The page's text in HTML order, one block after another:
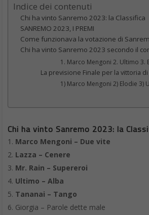
Indice dei contenuti
Chi ha vinto Sanremo 2023: la Classifica
SANREMO 2023, I PREMI
Come funzionava la votazione di
Chi ha vinto Sanremo 2023 secondo il
1. Marco Mengoni 2. Ultimo 3.
La previsione Finale per la vittoria
1) Marco Mengoni 2) Elodie 3)
Chi ha vinto Sanremo 2023: la
Marco Mengoni – Due vite
Lazza – Cenere
Mr. Rain – Supereroi
Ultimo – Alba
Tananai – Tango
Giorgia – Parole dette male